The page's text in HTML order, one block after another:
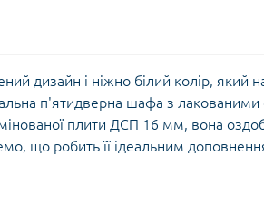
дизайн і ніжно білий колір, який
п'ятидверна шафа з
плити ДСП 16 мм, вона
що робить її ідеальним